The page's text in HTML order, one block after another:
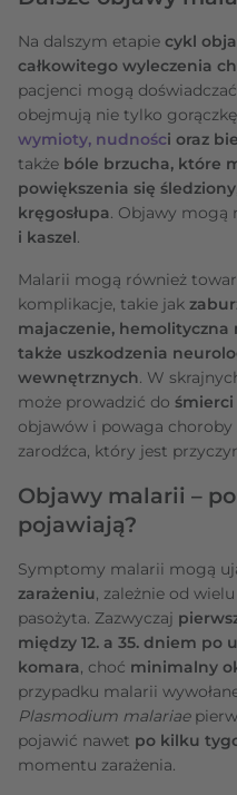
Na dalszym etapie cykl
całkowitego wyleczenia
pacjenci mogą
obejmują nie tylko
wymioty, nudności oraz
także bóle brzucha, które
powiększenia się śledziony
kręgosłupa. Objawy mogą
i kaszel.
Malarii mogą również
komplikacje, takie jak
majaczenie, hemolityczna
także uszkodzenia
wewnętrznych. W
może prowadzić do
objawów i powaga
zarodźca, który jest
Objawy malarii –
pojawiają?
Symptomy malarii mogą
zarażeniu, zależnie od
pasożyta. Zazwyczaj
między 12. a 35. dniem po
komara, choć minimalny
przypadku malarii
Plasmodium malariae
pojawić nawet po kilku
momentu zarażenia.